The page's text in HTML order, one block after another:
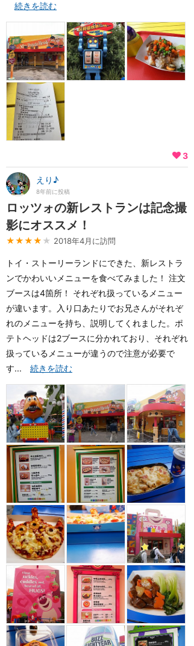
続きを読む
3
えり♪
8年前に投稿
ロッツォの新レストランは記念撮
影にオススメ！
★★★★ ★ 2018年4月に訪問
トイ・ストーリーランドにできた、新レストラ
ンでかわいいメニューを食べてみました！ 注文
ブースは4箇所！ それぞれ扱っているメニュー
が違います。入り口あたりでお兄さんがそれぞ
れのメニューを持ち、説明してくれました。ポ
テトヘッドは2ブースに分かれており、それぞれ
扱っているメニューが違うので注意が必要で
す... 続きを読む